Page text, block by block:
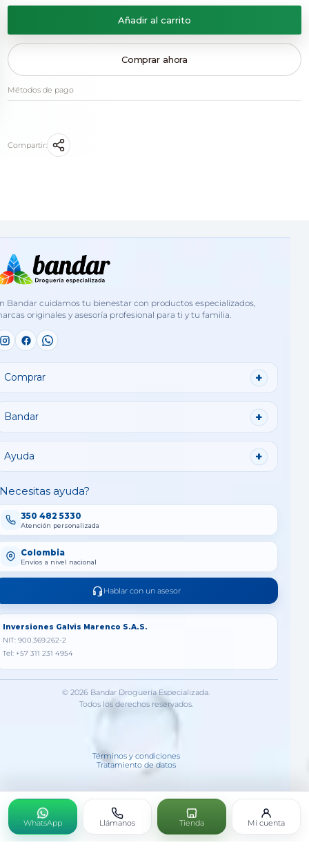
Añadir al carrito
Comprar ahora
Métodos de pago
Compartir:
Bandar cuidamos tu bienestar con productos especializados,
originales y asesoría profesional para ti y tu familia.
Comprar
Bandar
Ayuda
ayuda?
350 482 5330
Atención personalizada
Colombia
Envíos a nivel nacional
Hablar con un asesor
Inversiones Galvis Marenco S.A.S.
NIT: 900.369.262-2
Tel: +57 311 231 4954
© 2026 Bandar Droguería Especializada.
Todos los derechos reservados.
Términos y condiciones
Tratamiento de datos
WhatsApp Llámanos Tienda Mi cuenta